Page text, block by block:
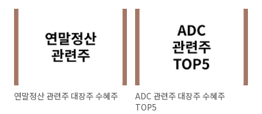
연말정산 관련주 대장주 수혜주
ADC 관련주 대장주 수혜주
TOP5